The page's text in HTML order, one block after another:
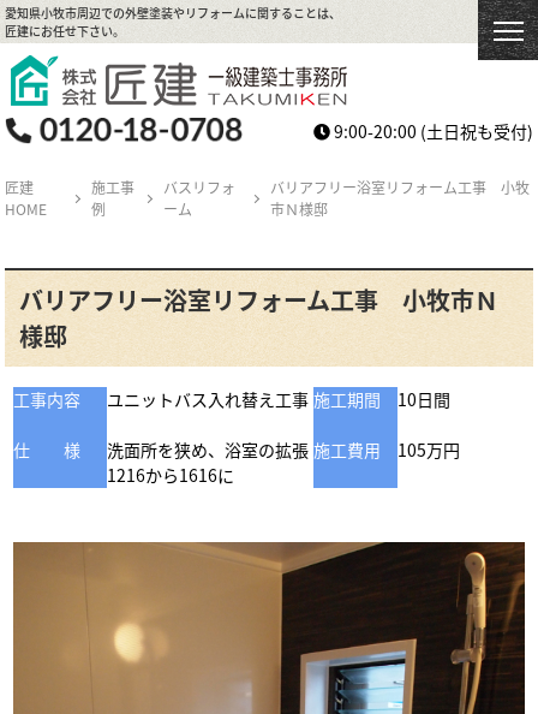
愛知県小牧市周辺での外壁塗装やリフォームに関することは、
匠建にお任せ下さい。
9:00-20:00 (土日祝も受付)
匠建
HOME
施工事
例
バスリフォ
ーム
バリアフリー浴室リフォーム工事 小牧
市Ｎ様邸
バリアフリー浴室リフォーム工事 小牧市Ｎ
様邸
工事内容
ユニットバス入れ替え工事 施工期間 10日間
仕 様
洗面所を狭め、浴室の拡張
1216から1616に
施工費用 105万円